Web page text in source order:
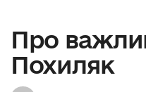
Про
Похиляк